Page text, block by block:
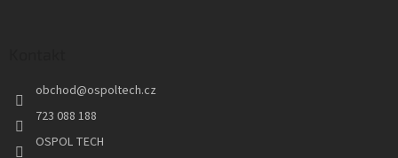
obchod@ospoltech.cz
723 088 188
OSPOL TECH